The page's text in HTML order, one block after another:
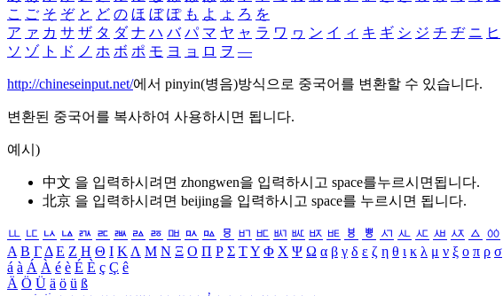
こ ご そ ぞ と ど の ほ ぼ ぽ も よ ょ ろ を
ア ァ カ サ ザ タ ダ ナ ハ バ パ マ ヤ ャ ラ ワ ヮ ン イ ィ キ ギ シ ジ チ ヂ ニ ヒ
ソ ゾ ト ド ノ ホ ボ ポ モ ヨ ョ ロ ヲ ―
http://chineseinput.net/에서 pinyin(병음)방식으로 중국어를 변환할 수 있습니다.
변환된 중국어를 복사하여 사용하시면 됩니다.
예시)
中文 을 입력하시려면 zhongwen을 입력하시고 space를누르시면됩니다.
北京 을 입력하시려면 beijing을 입력하시고 space를 누르시면 됩니다.
ㅥ ㅦ ㅧ ㅨ ㅩ ㅪ ㅫ ㅬ ㅭ ㅮ ㅯ ㅰ ㅱ ㅲ ㅳ ㅴ ㅵ ㅶ ㅷ ㅸ ㅹ ㅺ ㅻ ㅼ ㅽ ㅾ ㅿ ㆀ
Α Β ΓΔ Ε Ζ Η Θ Ι ΚΛ Μ Ν Ξ Ο Π Ρ Σ ΤΥ Φ Χ Ψ Ω α β γ δ ε ζ η θ ι κ λ μ ν ξ ο π ρ σ
á à Á À é è É È ç Ç ê
Ä Ö Ü ä ö ü ß